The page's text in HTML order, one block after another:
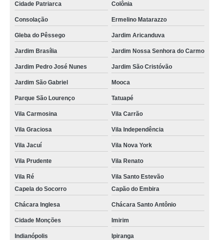
Cidade Patriarca Colônia
Consolação Ermelino Matarazzo
Gleba do Pêssego Jardim Aricanduva
Jardim Brasília Jardim Nossa Senhora do Carmo
Jardim Pedro José Nunes Jardim São Cristóvão
Jardim São Gabriel Mooca
Parque São Lourenço Tatuapé
Vila Carmosina Vila Carrão
Vila Graciosa Vila Independência
Vila Jacuí Vila Nova York
Vila Prudente Vila Renato
Vila Ré
Vila Santo Estevão
Capela do Socorro
Capão do Embira
Chácara Inglesa Chácara Santo Antônio
Cidade Monções Imirim
Indianópolis Ipiranga